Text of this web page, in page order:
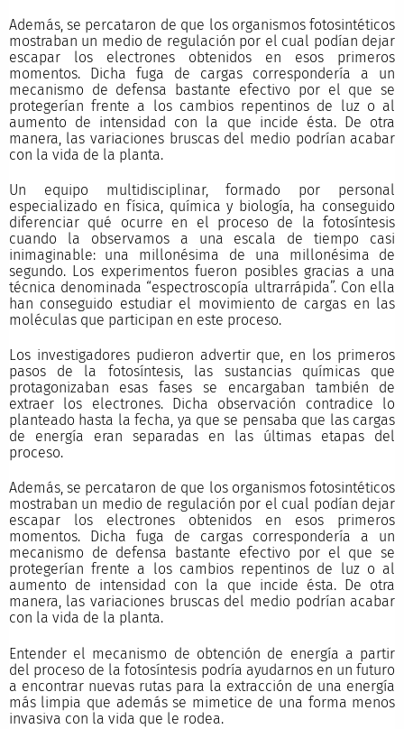
Además, se percataron de que los organismos fotosintéticos
mostraban un medio de regulación por el cual podían dejar
escapar los electrones obtenidos en esos primeros
momentos. Dicha fuga de cargas correspondería a un
mecanismo de defensa bastante efectivo por el que se
protegerían frente a los cambios repentinos de luz o al
aumento de intensidad con la que incide ésta. De otra
manera, las variaciones bruscas del medio podrían acabar
con la vida de la planta.
Un equipo multidisciplinar, formado por personal
especializado en física, química y biología, ha conseguido
diferenciar qué ocurre en el proceso de la fotosíntesis
cuando la observamos a una escala de tiempo casi
inimaginable: una millonésima de una millonésima de
segundo. Los experimentos fueron posibles gracias a una
técnica denominada “espectroscopía ultrarrápida”. Con ella
han conseguido estudiar el movimiento de cargas en las
moléculas que participan en este proceso.
Los investigadores pudieron advertir que, en los primeros
pasos de la fotosíntesis, las sustancias químicas que
protagonizaban esas fases se encargaban también de
extraer los electrones. Dicha observación contradice lo
planteado hasta la fecha, ya que se pensaba que las cargas
de energía eran separadas en las últimas etapas del
proceso.
Además, se percataron de que los organismos fotosintéticos
mostraban un medio de regulación por el cual podían dejar
escapar los electrones obtenidos en esos primeros
momentos. Dicha fuga de cargas correspondería a un
mecanismo de defensa bastante efectivo por el que se
protegerían frente a los cambios repentinos de luz o al
aumento de intensidad con la que incide ésta. De otra
manera, las variaciones bruscas del medio podrían acabar
con la vida de la planta.
Entender el mecanismo de obtención de energía a partir
del proceso de la fotosíntesis podría ayudarnos en un futuro
a encontrar nuevas rutas para la extracción de una energía
más limpia que además se mimetice de una forma menos
invasiva con la vida que le rodea.